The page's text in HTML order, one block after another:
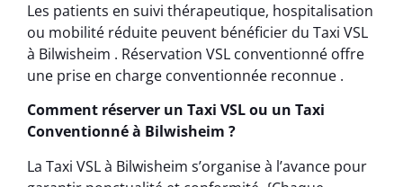
Les patients en suivi thérapeutique, hospitalisation
ou mobilité réduite peuvent bénéficier du Taxi VSL
à Bilwisheim . Réservation VSL conventionné offre
une prise en charge conventionnée reconnue .
Comment réserver un Taxi VSL ou un Taxi
Conventionné à Bilwisheim ?
La Taxi VSL à Bilwisheim s’organise à l’avance pour